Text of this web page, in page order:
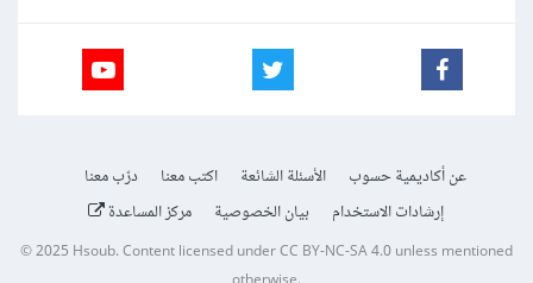
عن أكاديمية حسوب الأسئلة الشائعة اكتب معنا
درّب معنا
إرشادات الاستخدام
بيان الخصوصية مركز المساعدة
© 2025Hsoub.Content licensed underCC BY-NC-SA 4.0unless mentioned